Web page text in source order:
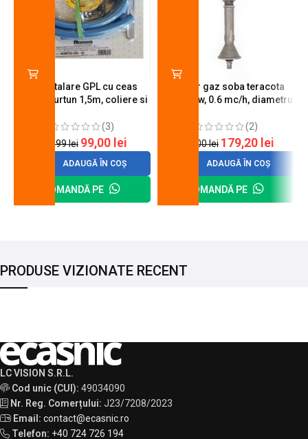
Kit instalare GPL cu ceas
butelie, furtun 1,5m, coliere si
(3)
120,99lei 99,00 lei
ADAUGĂ ÎN COȘ
COMANDĂ PE
Arzator gaz soba teracota
A600, 6 kw, 0.6 mc/h, diametru
(2)
200,00lei 179,20 lei
ADAUGĂ ÎN COȘ
COMANDĂ PE
PRODUSE VIZIONATE RECENT
LC VISION S.R.L.
Cod unic (CUI): 49034090
Nr. Reg. Comerțului: J23/7208/2023
Email: contact@ecasnic.ro
Telefon: +40 724 726 194